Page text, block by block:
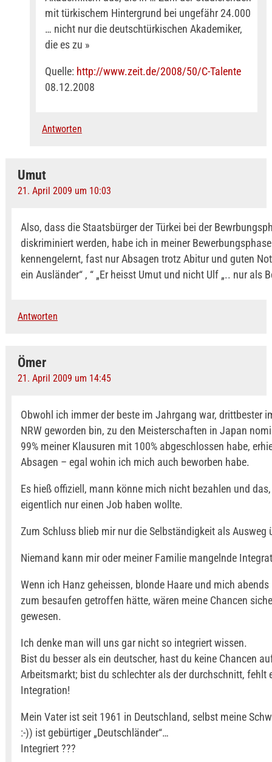
mit türkischem Hintergrund bei ungefähr 24.000
… nicht nur die deutschtürkischen Akademiker,
die es zu »
Quelle: http://www.zeit.de/2008/50/C-Talente
08.12.2008
Antworten
Umut
21. April 2009 um 10:03
Also, dass die Staatsbürger der Türkei bei der
diskriminiert werden, habe ich in meiner
kennengelernt, fast nur Absagen trotz Abitur und guten
ein Ausländer“ , “ „Er heisst Umut und nicht Ulf „.. nur als
Antworten
Ömer
21. April 2009 um 14:45
Obwohl ich immer der beste im Jahrgang war, drittbester
NRW geworden bin, zu den Meisterschaften in Japan
99% meiner Klausuren mit 100% abgeschlossen habe,
Absagen – egal wohin ich mich auch beworben habe.
Es hieß offiziell, mann könne mich nicht bezahlen und
eigentlich nur einen Job haben wollte.
Zum Schluss blieb mir nur die Selbständigkeit als Ausweg
Niemand kann mir oder meiner Familie mangelnde
Wenn ich Hanz geheissen, blonde Haare und mich abends
zum besaufen getroffen hätte, wären meine Chancen
gewesen.
Ich denke man will uns gar nicht so integriert wissen.
Bist du besser als ein deutscher, hast du keine Chancen
Arbeitsmarkt; bist du schlechter als der durchschnitt, fehlt
Integration!
Mein Vater ist seit 1961 in Deutschland, selbst meine
:-)) ist gebürtiger „Deutschländer“…
Integriert ???